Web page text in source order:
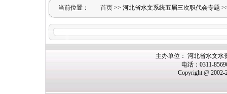
当前位置： 首页 >> 河北省水文系统五届三次职代会专题
主办单位： 河北省水文水
电话：0311-
Copyright @ 2002-